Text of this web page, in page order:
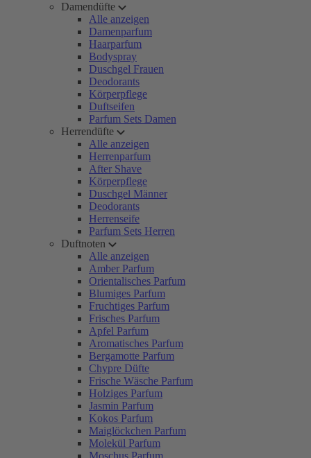
Damendüfte
Alle anzeigen
Damenparfum
Haarparfum
Bodyspray
Duschgel Frauen
Deodorants
Körperpflege
Duftseifen
Parfum Sets Damen
Herrendüfte
Alle anzeigen
Herrenparfum
After Shave
Körperpflege
Duschgel Männer
Deodorants
Herrenseife
Parfum Sets Herren
Duftnoten
Alle anzeigen
Amber Parfum
Orientalisches Parfum
Blumiges Parfum
Fruchtiges Parfum
Frisches Parfum
Apfel Parfum
Aromatisches Parfum
Bergamotte Parfum
Chypre Düfte
Frische Wäsche Parfum
Holziges Parfum
Jasmin Parfum
Kokos Parfum
Maiglöckchen Parfum
Molekül Parfum
Moschus Parfum